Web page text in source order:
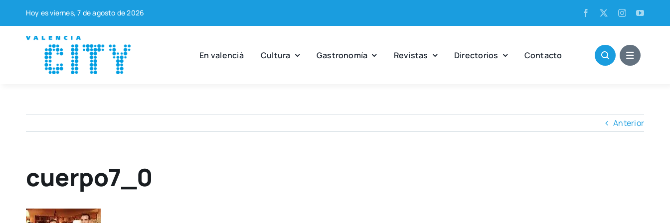
contenido
Hoy es vier­nes, 7 de agos­to de 2026
En valen­cià Cul­tu­ra Gas­tro­no­mía Revis­tas Direc­to­rios Con­tac­to
Anterior
cuerpo7_0